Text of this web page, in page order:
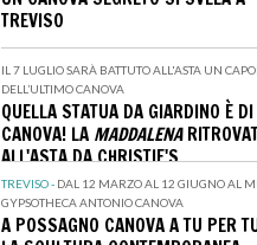
TREVISO
IL 7 LUGLIO SARÀ BATTUTO ALL'ASTA UN
DELL’ULTIMO CANOVA
QUELLA STATUA DA GIARDINO È DI
CANOVA! LA MADDALENA
ALL'ASTA DA CHRISTIE'S
TREVISO - DAL 12 MARZO AL 12 GIUGNO AL
GYPSOTHECA ANTONIO CANOVA
A POSSAGNO CANOVA A TU PER